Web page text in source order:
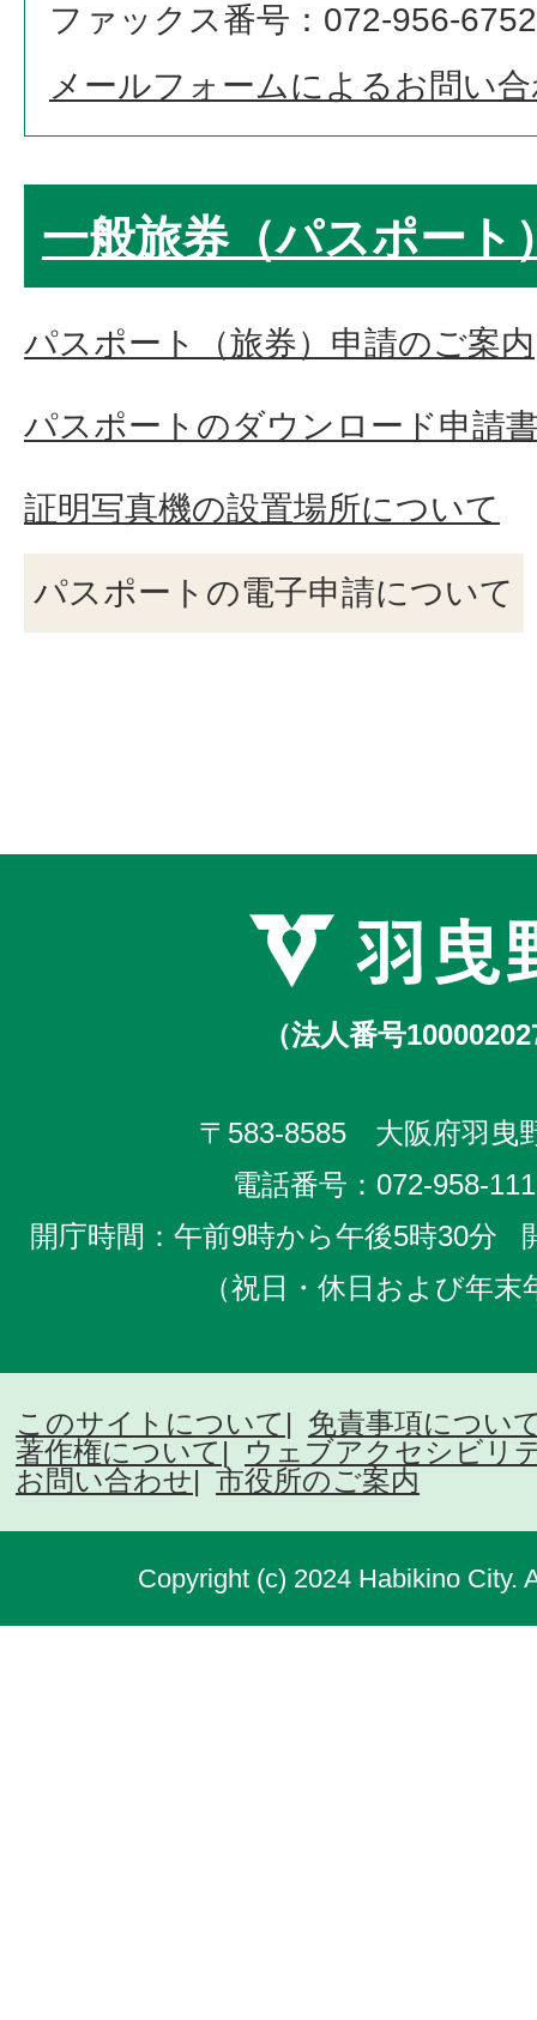
ファックス番号：072-956-6752
メールフォームによるお問い
一般旅券（パスポート
パスポート（旅券）申請のご案内
パスポートのダウンロード申請
証明写真機の設置場所について
パスポートの電子申請について
（法人番号
〒583-8585 大阪府羽曳
電話番号： 072-958-
開庁時間：午前9時から午後5時30分
（祝日・休日および年
このサイトについて
免責事項につい
著作権について
ウェブアクセシビリ
お問い合わせ
市役所のご案内
Copyright (c) 2024 Habikino City.